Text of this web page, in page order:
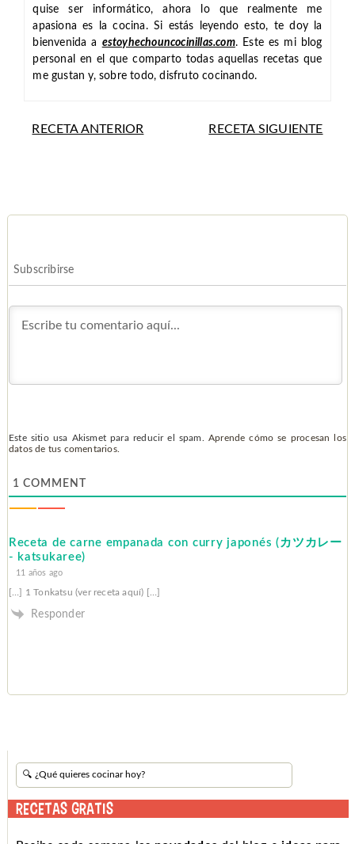
quise ser informático, ahora lo que realmente me
apasiona es la cocina. Si estás leyendo esto, te doy la
bienvenida a estoyhechouncocinillas.com. Este es mi blog
personal en el que comparto todas aquellas recetas que
me gustan y, sobre todo, disfruto cocinando.
RECETA ANTERIOR RECETA SIGUIENTE
Subscribirse
Este sitio usa Akismet para reducir el spam. Aprende cómo se procesan los
datos de tus comentarios.
1 COMMENT
Receta de carne empanada con curry japonés (カツカレー
- katsukaree)
11 años ago
[…] 1 Tonkatsu (ver receta aquí) […]
Responder
RECETAS GRATIS